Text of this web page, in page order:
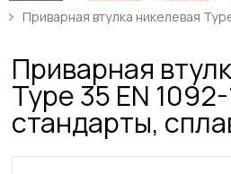
Приварная втулка никелевая
Приварная
Type 35 EN
стандарты,